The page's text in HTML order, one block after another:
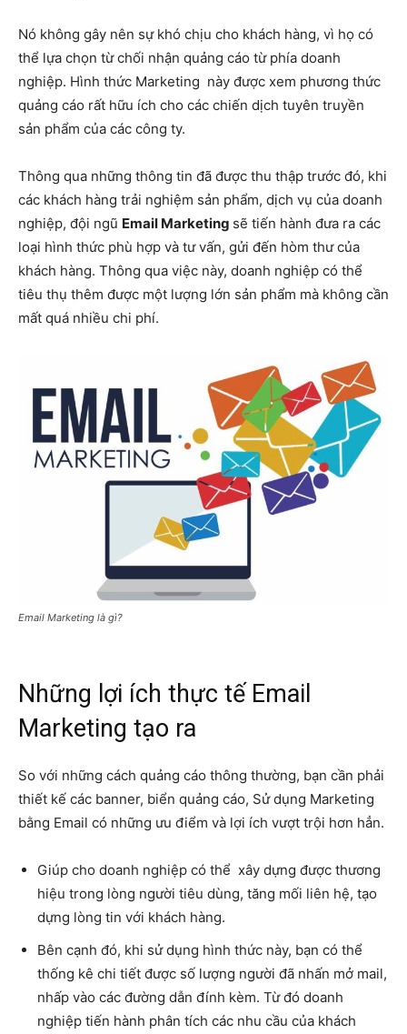
Nó không gây nên sự khó chịu cho khách hàng, vì họ có
thể lựa chọn từ chối nhận quảng cáo từ phía doanh
nghiệp. Hình thức Marketing này được xem phương thức
quảng cáo rất hữu ích cho các chiến dịch tuyên truyền
sản phẩm của các công ty.
Thông qua những thông tin đã được thu thập trước đó, khi
các khách hàng trải nghiệm sản phẩm, dịch vụ của doanh
nghiệp, đội ngũ Email Marketing sẽ tiến hành đưa ra các
loại hình thức phù hợp và tư vấn, gửi đến hòm thư của
khách hàng. Thông qua việc này, doanh nghiệp có thể
tiêu thụ thêm được một lượng lớn sản phẩm mà không cần
mất quá nhiều chi phí.
Email Marketing là gì?
Những lợi ích thực tế Email
Marketing tạo ra
So với những cách quảng cáo thông thường, bạn cần phải
thiết kế các banner, biển quảng cáo, Sử dụng Marketing
bằng Email có những ưu điểm và lợi ích vượt trội hơn hẳn.
Giúp cho doanh nghiệp có thể xây dựng được thương
hiệu trong lòng người tiêu dùng, tăng mối liên hệ, tạo
dựng lòng tin với khách hàng.
Bên cạnh đó, khi sử dụng hình thức này, bạn có thể
thống kê chi tiết được số lượng người đã nhấn mở mail,
nhấp vào các đường dẫn đính kèm. Từ đó doanh
nghiệp tiến hành phân tích các nhu cầu của khách